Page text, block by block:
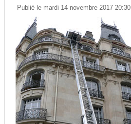
Publié le mardi 14 novembre 2017 20:30